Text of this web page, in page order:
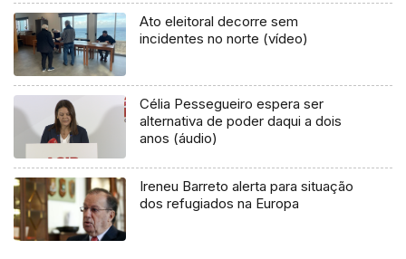
Ato eleitoral decorre sem
incidentes no norte (vídeo)
Célia Pessegueiro espera ser
alternativa de poder daqui a dois
anos (áudio)
Ireneu Barreto alerta para situação
dos refugiados na Europa